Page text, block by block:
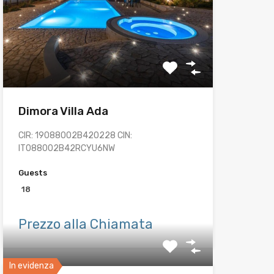
Dimora Villa Ada
CIR: 19088002B420228 CIN:
IT088002B42RCYU6NW
Guests
18
Prezzo alla Chiamata
In evidenza